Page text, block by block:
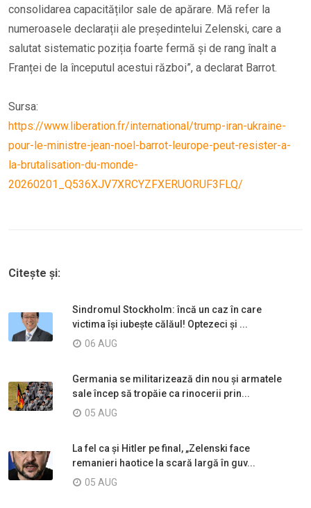
consolidarea capacităților sale de apărare. Mă refer la
numeroasele declarații ale președintelui Zelenski, care a
salutat sistematic poziția foarte fermă și de rang înalt a
Franței de la începutul acestui război”, a declarat Barrot.
Sursa:
https://www.liberation.fr/international/trump-iran-ukraine-
pour-le-ministre-jean-noel-barrot-leurope-peut-resister-a-
la-brutalisation-du-monde-
20260201_Q536XJV7XRCYZFXERUORUF3FLQ/
Citește și:
Sindromul Stockholm: încă un caz în care
victima își iubește călăul! Optezeci și ...
06 AUG
Germania se militarizează din nou și armatele
sale încep să tropăie ca rinocerii prin...
05 AUG
La fel ca și Hitler pe final, „Zelenski face
remanieri haotice la scară largă în guv...
05 AUG